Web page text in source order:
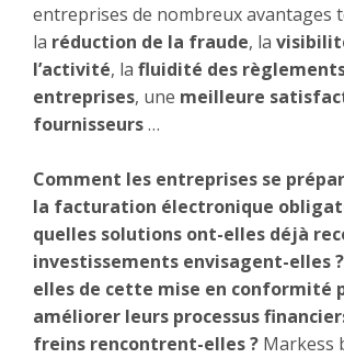
entreprises de nombreux avantages
la réduction de la fraude, la
l’activité, la fluidité des
entreprises, une meilleure
fournisseurs…
Comment les entreprises se
la facturation électronique
quelles solutions ont-elles déjà
investissements envisagent-elles
elles de cette mise en conformité
améliorer leurs processus
freins rencontrent-elles ? Markess